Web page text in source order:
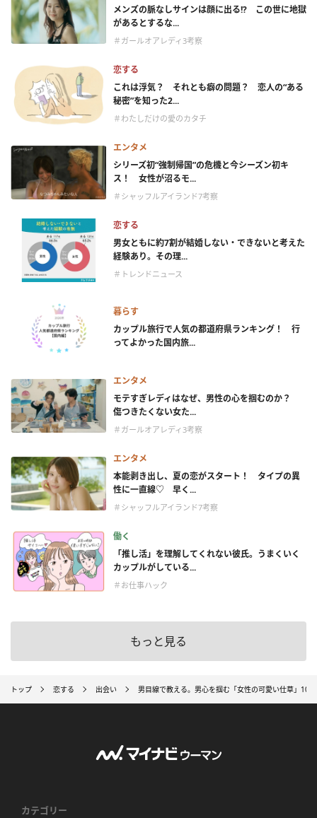
メンズの脈なしサインは顔に出る!? この世に地獄
があるとするな...
＃ガールオアレディ3考察
恋する
これは浮気？ それとも癖の問題？ 恋人の“ある
秘密”を知った2...
＃わたしだけの愛のカタチ
エンタメ
シリーズ初“強制帰国”の危機と今シーズン初キ
ス！ 女性が沼るモ...
＃シャッフルアイランド7考察
恋する
男女ともに約7割が結婚しない・できないと考えた
経験あり。その理...
＃トレンドニュース
暮らす
カップル旅行で人気の都道府県ランキング！ 行
ってよかった国内旅...
エンタメ
モテすぎレディはなぜ、男性の心を掴むのか？
傷つきたくない女た...
＃ガールオアレディ3考察
エンタメ
本能剥き出し、夏の恋がスタート！ タイプの異
性に一直線♡ 早く...
＃シャッフルアイランド7考察
働く
「推し活」を理解してくれない彼氏。うまくいく
カップルがしている...
＃お仕事ハック
もっと見る
トップ 恋する 出会い 男目線で教える。男心を掴む「女性の可愛い仕草」10個
カテゴリー